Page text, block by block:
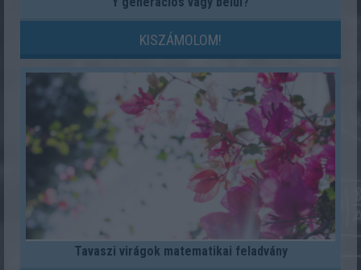
KISZÁMOLOM!
Tavaszi virágok matematikai feladvány